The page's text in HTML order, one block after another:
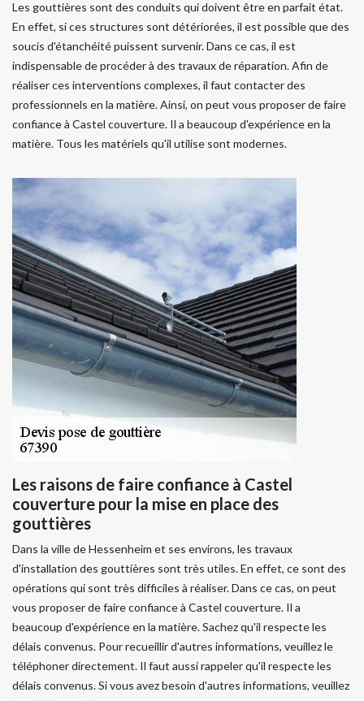
Les gouttières sont des conduits qui doivent être en parfait état.
En effet, si ces structures sont détériorées, il est possible que des
soucis d'étanchéité puissent survenir. Dans ce cas, il est
indispensable de procéder à des travaux de réparation. Afin de
réaliser ces interventions complexes, il faut contacter des
professionnels en la matière. Ainsi, on peut vous proposer de faire
confiance à Castel couverture. Il a beaucoup d'expérience en la
matière. Tous les matériels qu'il utilise sont modernes.
Les raisons de faire confiance à Castel
couverture pour la mise en place des
gouttières
Dans la ville de Hessenheim et ses environs, les travaux
d'installation des gouttières sont très utiles. En effet, ce sont des
opérations qui sont très difficiles à réaliser. Dans ce cas, on peut
vous proposer de faire confiance à Castel couverture. Il a
beaucoup d'expérience en la matière. Sachez qu'il respecte les
délais convenus. Pour recueillir d'autres informations, veuillez le
téléphoner directement. Il faut aussi rappeler qu'il respecte les
délais convenus. Si vous avez besoin d'autres informations, veuillez